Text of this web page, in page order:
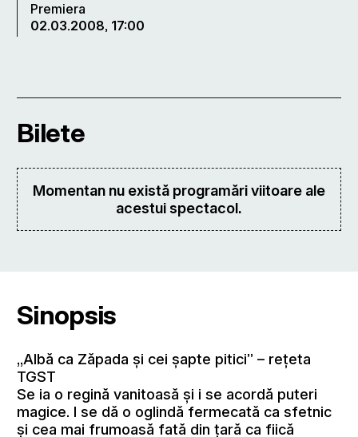
Premiera
02.03.2008, 17:00
Bilete
Momentan nu există programări viitoare ale
acestui spectacol.
Sinopsis
„Albă ca Zăpada şi cei şapte pitici” – reţeta
TGST
Se ia o regină vanitoasă şi i se acordă puteri
magice. I se dă o oglindă fermecată ca sfetnic
şi cea mai frumoasă fată din ţară ca fiică